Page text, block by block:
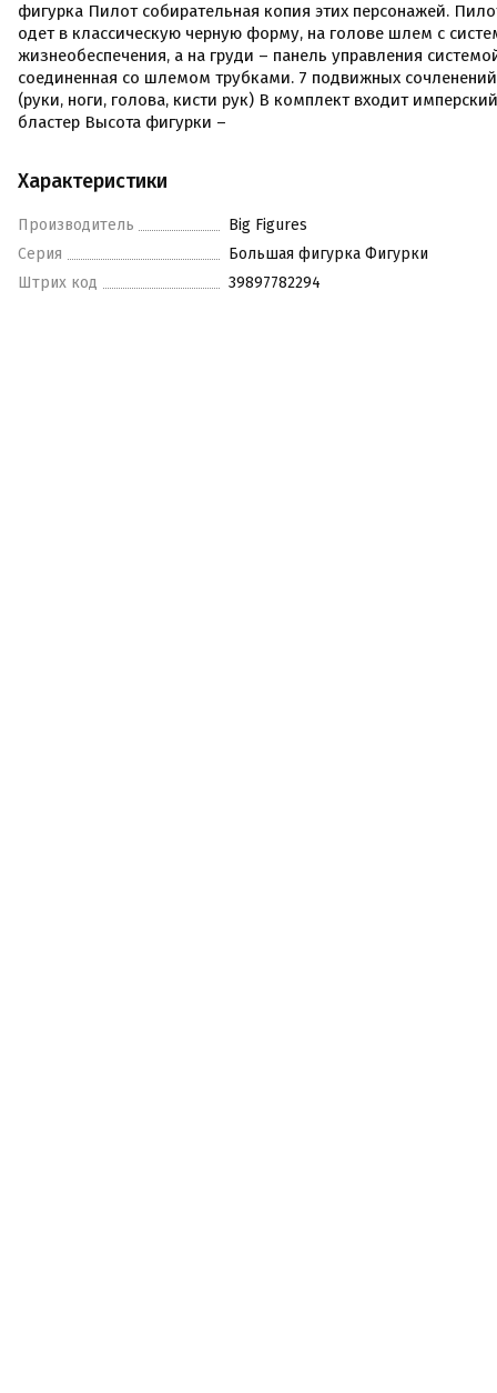
фигурка Пилот собирательная копия этих персонажей.
одет в классическую черную форму, на голове шлем с
жизнеобеспечения, а на груди – панель управления
соединенная со шлемом трубками. 7 подвижных сочленений
(руки, ноги, голова, кисти рук) В комплект входит имперский
бластер Высота фигурки –
Характеристики
Производитель
Big Figures
Серия
Большая фигурка Фигурки
Штрих код
39897782294